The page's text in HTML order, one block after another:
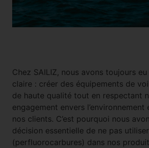
Chez SAILIZ, nous avons toujours
claire : créer des équipements de
de haute qualité tout en respectant
engagement envers l’environnement
nos clients. C’est pourquoi nous
décision essentielle de ne pas
(perfluorocarbures) dans nos